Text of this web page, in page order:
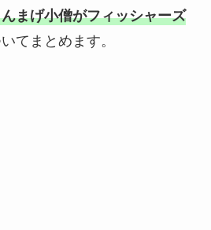
まげ小僧がフィッシャーズ
てまとめます。